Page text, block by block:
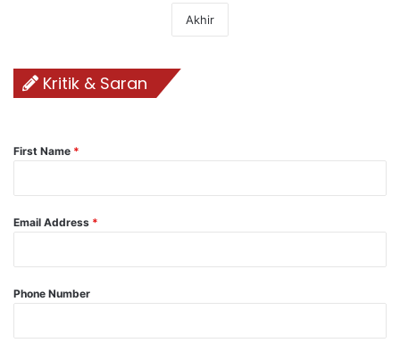
Akhir
Kritik & Saran
First Name *
Email Address *
Phone Number